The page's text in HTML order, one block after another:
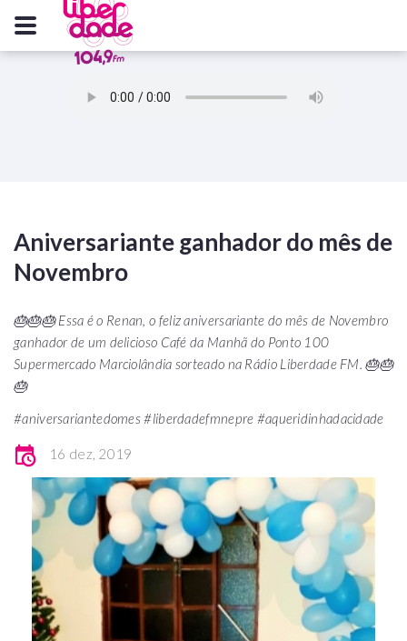
Aniversariante ganhador do mês de
Novembro
🎂🎂🎂 Essa é o Renan, o feliz aniversariante do mês de Novembro
ganhador de um delicioso Café da Manhã do Ponto 100
Supermercado Marciolândia sorteado na Rádio Liberdade FM. 🎂🎂
🎂
#aniversariantedomes #liberdadefmnepre #aqueridinhadacidade
16 dez, 2019